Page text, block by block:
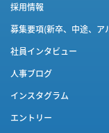
採用情報
募集要項(新卒、中途、ア
社員インタビュー
人事ブログ
インスタグラム
エントリー